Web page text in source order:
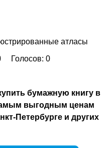
атласы
Голосов:0
бумажную книгу в
выгодным ценам
Петербурге и других